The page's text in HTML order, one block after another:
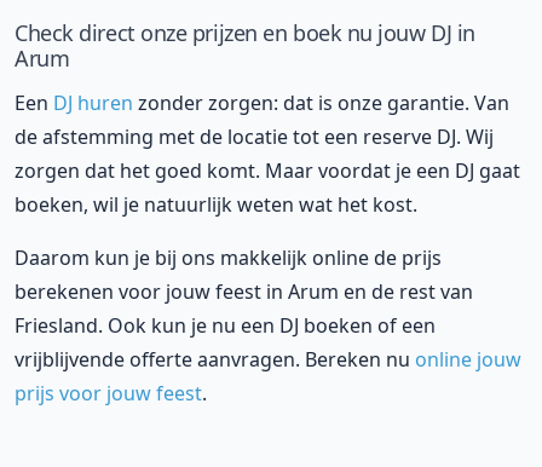
Check direct onze prijzen en boek nu jouw DJ in
Arum
Een DJ huren zonder zorgen: dat is onze garantie. Van
de afstemming met de locatie tot een reserve DJ. Wij
zorgen dat het goed komt. Maar voordat je een DJ gaat
boeken, wil je natuurlijk weten wat het kost.
Daarom kun je bij ons makkelijk online de prijs
berekenen voor jouw feest in Arum en de rest van
Friesland. Ook kun je nu een DJ boeken of een
vrijblijvende offerte aanvragen. Bereken nu online jouw
prijs voor jouw feest.